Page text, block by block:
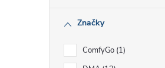
Značky
ComfyGo 1